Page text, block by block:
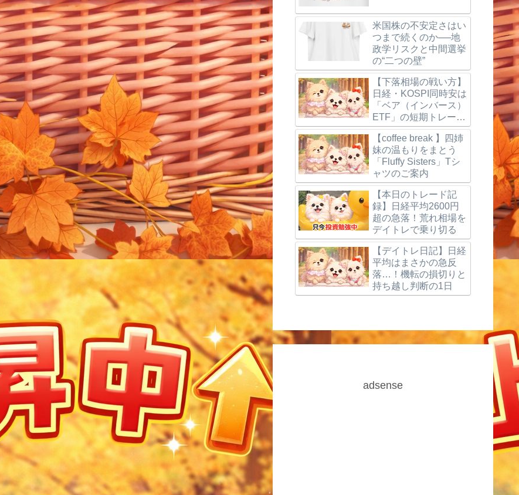
米国株の不安定さはい
つまで続くのか──地
政学リスクと中間選挙
の“二つの壁”
【下落相場の戦い方】
日経・KOSPI同時安は
「ベア（インバース）
ETF」の短期トレード
で狙う
【coffee break 】四姉
妹の温もりをまとう
「Fluffy Sisters」Tシ
ャツのご案内
【本日のトレード記
録】日経平均2600円
超の急落！荒れ相場を
デイトレで乗り切る
【デイトレ日記】日経
平均はまさかの急反
落…！機転の損切りと
持ち越し判断の1日
adsense